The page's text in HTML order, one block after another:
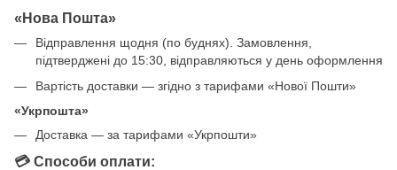
«Нова Пошта»
Відправлення щодня (по буднях). Замовлення,
підтверджені до 15:30, відправляються у день оформлення
Вартість доставки — згідно з тарифами «Нової Пошти»
«Укрпошта»
Доставка — за тарифами «Укрпошти»
💳 Способи оплати: